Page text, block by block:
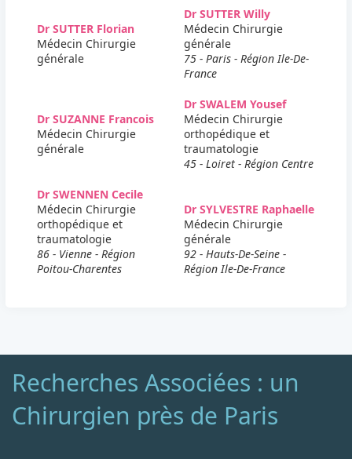
Dr SUTTER Florian
Médecin Chirurgie
générale
Dr SUTTER Willy
Médecin Chirurgie
générale
75 - Paris - Région Ile-De-
France
Dr SUZANNE Francois
Médecin Chirurgie
générale
Dr SWALEM Yousef
Médecin Chirurgie
orthopédique et
traumatologie
45 - Loiret - Région Centre
Dr SWENNEN Cecile
Médecin Chirurgie
orthopédique et
traumatologie
86 - Vienne - Région
Poitou-Charentes
Dr SYLVESTRE Raphaelle
Médecin Chirurgie
générale
92 - Hauts-De-Seine -
Région Ile-De-France
Recherches Associées : un
Chirurgien près de Paris